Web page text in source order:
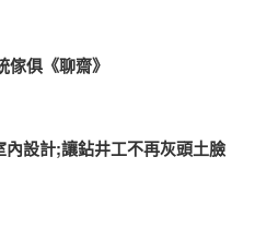
俱《聊齋》
設計;讓鉆井工不再灰頭土臉